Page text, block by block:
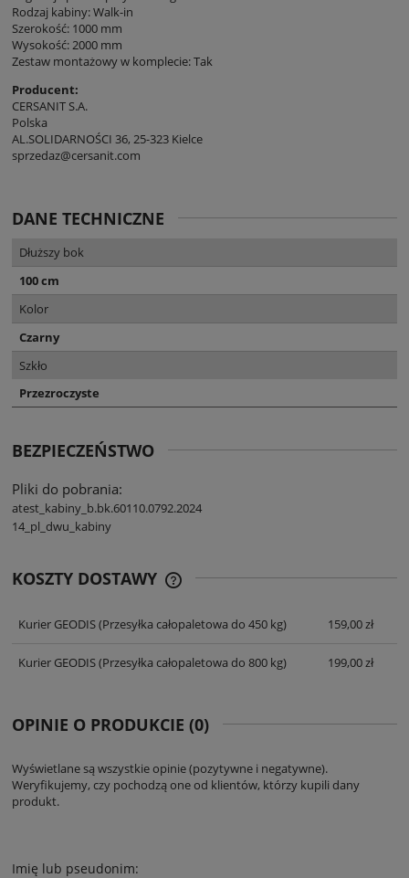
Rodzaj kabiny: Walk-in
Szerokość: 1000 mm
Wysokość: 2000 mm
Zestaw montażowy w komplecie: Tak
Producent:
CERSANIT S.A.
Polska
AL.SOLIDARNOŚCI 36, 25-323 Kielce
sprzedaz@cersanit.com
DANE TECHNICZNE
Dłuższy bok
100 cm
Kolor
Czarny
Szkło
Przezroczyste
BEZPIECZEŃSTWO
Pliki do pobrania:
atest_kabiny_b.bk.60110.0792.2024
14_pl_dwu_kabiny
KOSZTY DOSTAWY
Kurier GEODIS(Przesyłka całopaletowa do 450 kg) 159,00 zł
Kurier GEODIS(Przesyłka całopaletowa do 800 kg) 199,00 zł
OPINIE O PRODUKCIE (0)
Wyświetlane są wszystkie opinie (pozytywne i negatywne).
Weryfikujemy, czy pochodzą one od klientów, którzy kupili dany
produkt.
Imię lub pseudonim: